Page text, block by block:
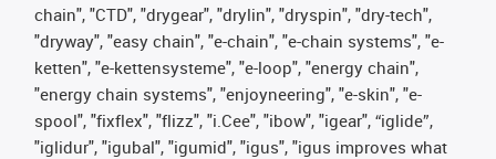
chain", "CTD", "drygear", "drylin", "dryspin", "dry-tech",
"dryway", "easy chain", "e-chain", "e-chain systems", "e-
ketten", "e-kettensysteme", "e-loop", "energy chain",
"energy chain systems", "enjoyneering", "e-skin", "e-
spool", "fixflex", "flizz", "i.Cee", "ibow", "igear", “iglide”,
"iglidur", "igubal", "igumid", "igus", "igus improves what